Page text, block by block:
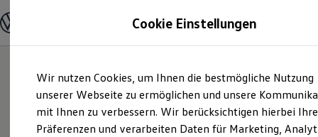
Hauptinhalt
springen
Footer
springen
Modelle und Konfigurator
Modelle vergleichen
Elektroautos
ENERGY Sondermodelle
Nutzfahrzeuge
SUV und CUV
Familienautos
Cookie Einstellungen
Wir nutzen Cookies, um Ihnen die bestmögliche Nutzung
unserer Webseite zu ermöglichen und unsere
mit Ihnen zu verbessern. Wir berücksichtigen hierbei Ihre
Präferenzen und verarbeiten Daten für Marketing,